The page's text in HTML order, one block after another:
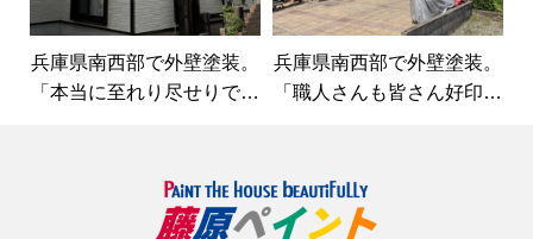
兵庫県南西部で外壁塗装。
「本当に至れり尽せりでし
兵庫県南西部で外壁塗装。
「職人さんも皆さん好印象